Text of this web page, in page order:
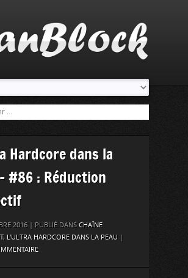
Hardcore dans la
#86 : Réduction
2016 | PUBLIÉ DANS CHAÎNE
, L'ULTRA HARDCORE DANS LA PEAU |